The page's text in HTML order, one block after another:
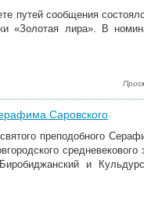
путей сообщения
«Золотая лира». В
Саровского
преподобного
и